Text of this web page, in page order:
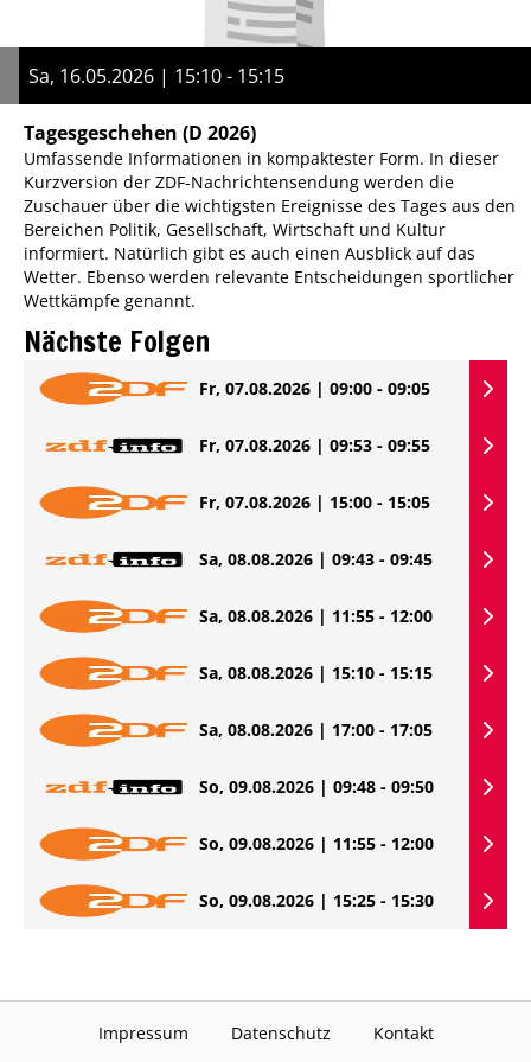
Sa, 16.05.2026 | 15:10 - 15:15
Tagesgeschehen (D 2026)
Umfassende Informationen in kompaktester Form. In dieser
Kurzversion der ZDF-Nachrichtensendung werden die
Zuschauer über die wichtigsten Ereignisse des Tages aus den
Bereichen Politik, Gesellschaft, Wirtschaft und Kultur
informiert. Natürlich gibt es auch einen Ausblick auf das
Wetter. Ebenso werden relevante Entscheidungen sportlicher
Wettkämpfe genannt.
Nächste Folgen
Fr, 07.08.2026 | 09:00 - 09:05
Fr, 07.08.2026 | 09:53 - 09:55
Fr, 07.08.2026 | 15:00 - 15:05
Sa, 08.08.2026 | 09:43 - 09:45
Sa, 08.08.2026 | 11:55 - 12:00
Sa, 08.08.2026 | 15:10 - 15:15
Sa, 08.08.2026 | 17:00 - 17:05
So, 09.08.2026 | 09:48 - 09:50
So, 09.08.2026 | 11:55 - 12:00
So, 09.08.2026 | 15:25 - 15:30
Impressum Datenschutz Kontakt